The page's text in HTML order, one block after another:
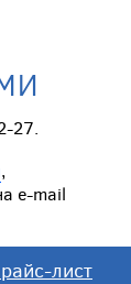
27.
,
e-mail
лист